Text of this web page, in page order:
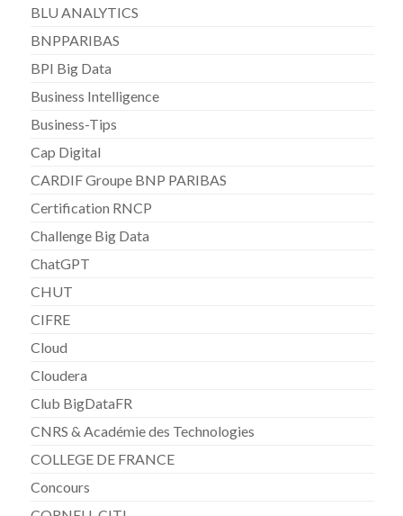
BLU ANALYTICS
BNPPARIBAS
BPI Big Data
Business Intelligence
Business-Tips
Cap Digital
CARDIF Groupe BNP PARIBAS
Certification RNCP
Challenge Big Data
ChatGPT
CHUT
CIFRE
Cloud
Cloudera
Club BigDataFR
CNRS & Académie des Technologies
COLLEGE DE FRANCE
Concours